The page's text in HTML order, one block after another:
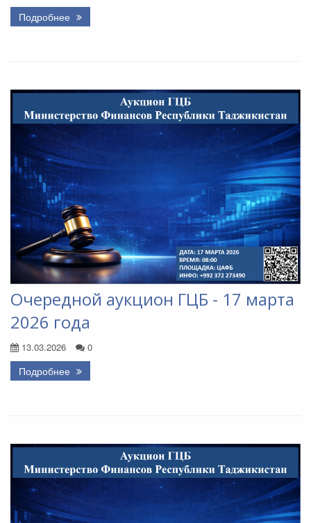
Подробнее
Очередной аукцион ГЦБ - 17 марта
2026 года
13.03.2026 0
Подробнее